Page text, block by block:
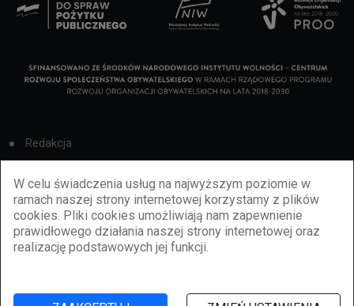
W celu świadczenia usług na najwyższym poziomie w
ramach naszej strony internetowej korzystamy z plików
cookies. Pliki cookies umożliwiają nam zapewnienie
prawidłowego działania naszej strony internetowej oraz
realizację podstawowych jej funkcji.
Redakcja
Cookies
Reklama
BBiletomania